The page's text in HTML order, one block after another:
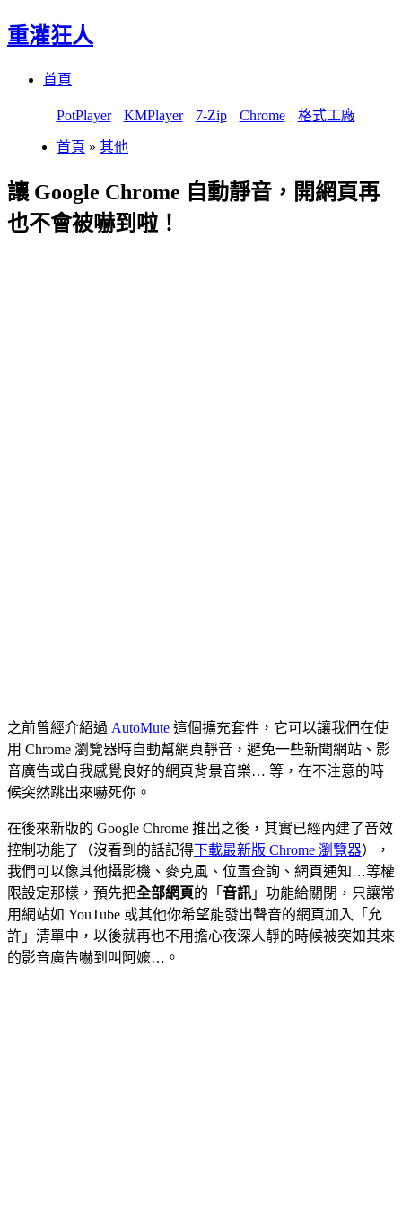
重灌狂人
首頁
PotPlayer KMPlayer 7-Zip Chrome 格式工廠
首頁 » 其他
讓 Google Chrome 自動靜音，開網頁再
也不會被嚇到啦！
之前曾經介紹過 AutoMute 這個擴充套件，它可以讓我們在使
用 Chrome 瀏覽器時自動幫網頁靜音，避免一些新聞網站、影
音廣告或自我感覺良好的網頁背景音樂… 等，在不注意的時
候突然跳出來嚇死你。
在後來新版的 Google Chrome 推出之後，其實已經內建了音效
控制功能了（沒看到的話記得下載最新版 Chrome 瀏覽器），
我們可以像其他攝影機、麥克風、位置查詢、網頁通知…等權
限設定那樣，預先把全部網頁的「 音訊 」功能給關閉，只讓常
用網站如 YouTube 或其他你希望能發出聲音的網頁加入「允
許」清單中，以後就再也不用擔心夜深人靜的時候被突如其來
的影音廣告嚇到叫阿嬤…。